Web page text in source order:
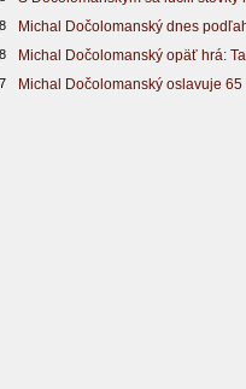
Michal Dočolomanský dnes
Michal Dočolomanský opäť hrá:
Michal Dočolomanský oslavuje 65